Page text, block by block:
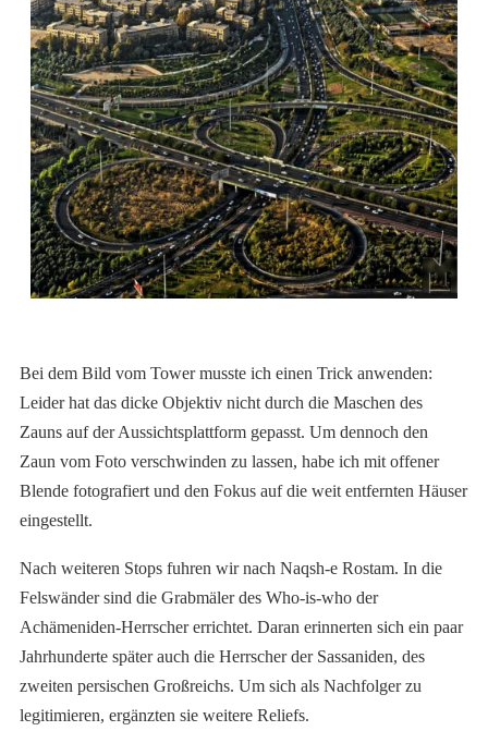
Bei dem Bild vom Tower musste ich einen Trick anwenden:
Leider hat das dicke Objektiv nicht durch die Maschen des
Zauns auf der Aussichtsplattform gepasst. Um dennoch den
Zaun vom Foto verschwinden zu lassen, habe ich mit offener
Blende fotografiert und den Fokus auf die weit entfernten Häuser
eingestellt.
Nach weiteren Stops fuhren wir nach Naqsh-e Rostam. In die
Felswänder sind die Grabmäler des Who-is-who der
Achämeniden-Herrscher errichtet. Daran erinnerten sich ein paar
Jahrhunderte später auch die Herrscher der Sassaniden, des
zweiten persischen Großreichs. Um sich als Nachfolger zu
legitimieren, ergänzten sie weitere Reliefs.